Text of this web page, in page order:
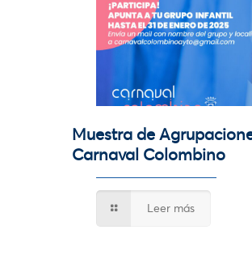
Muestra de
Carnaval Colombino
Leer más